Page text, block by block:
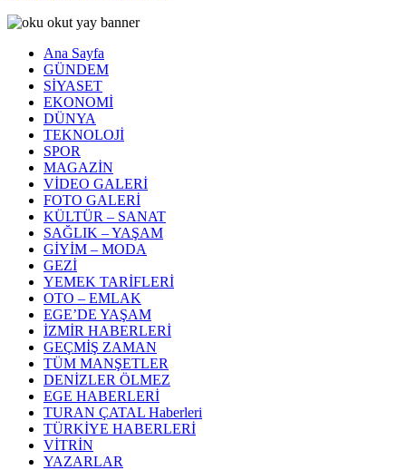
Ana Sayfa
GÜNDEM
SİYASET
EKONOMİ
DÜNYA
TEKNOLOJİ
SPOR
MAGAZİN
VİDEO GALERİ
FOTO GALERİ
KÜLTÜR – SANAT
SAĞLIK – YAŞAM
GİYİM – MODA
GEZİ
YEMEK TARİFLERİ
OTO – EMLAK
EGE’DE YAŞAM
İZMİR HABERLERİ
GEÇMİŞ ZAMAN
TÜM MANŞETLER
DENİZLER ÖLMEZ
EGE HABERLERİ
TURAN ÇATAL Haberleri
TÜRKİYE HABERLERİ
VİTRİN
YAZARLAR